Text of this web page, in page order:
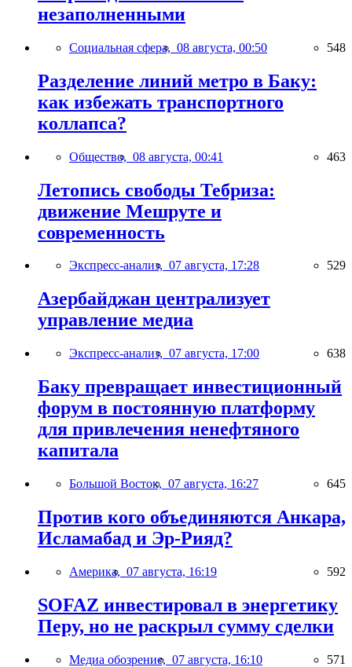
незаполненными
Социальная сфера, 08 августа, 00:50 548
Разделение линий метро в Баку:
как избежать транспортного
коллапса?
Общество, 08 августа, 00:41 463
Летопись свободы Тебриза:
движение Мешруте и
современность
Экспресс-анализ, 07 августа, 17:28 529
Азербайджан централизует
управление медиа
Экспресс-анализ, 07 августа, 17:00 638
Баку превращает инвестиционный
форум в постоянную платформу
для привлечения ненефтяного
капитала
Большой Восток, 07 августа, 16:27 645
Против кого объединяются Анкара,
Исламабад и Эр-Рияд?
Америка, 07 августа, 16:19 592
SOFAZ инвестировал в энергетику
Перу, но не раскрыл сумму сделки
Медиа обозрение, 07 августа, 16:10 571